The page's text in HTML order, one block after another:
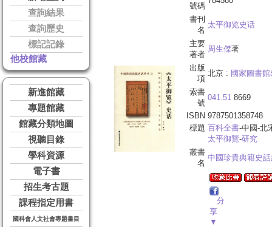
查詢結果
查詢歷史
標記記錄
他校館藏
新進館藏
專題館藏
館藏分類地圖
視聽目錄
學科資源
電子書
招生考古題
課程指定用書
國科會人文社會專題書目
號碼
書刊
名
太平御览史话
主要
著者
周生傑著
出版
項
北京 : 國家圖書
索書
號
041.51 8669
ISBN 9787501358748
標題 百科全書-中國-北
太平御覽-研究
叢書
名
中國珍貴典籍史
分
享
▼